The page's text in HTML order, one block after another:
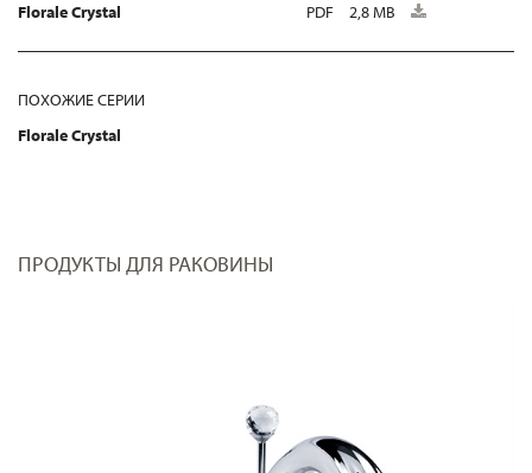
Florale Crystal
PDF 2,8 MB
ПОХОЖИЕ СЕРИИ
Florale Crystal
ПРОДУКТЫ ДЛЯ РАКОВИНЫ